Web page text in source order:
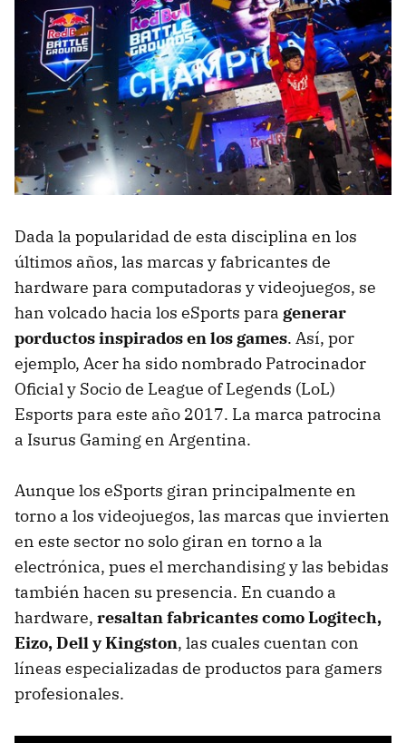
Dada la popularidad de esta disciplina en los
últimos años, las marcas y fabricantes de
hardware para computadoras y videojuegos, se
han volcado hacia los eSports para generar
porductos inspirados en los games. Así, por
ejemplo, Acer ha sido nombrado Patrocinador
Oficial y Socio de League of Legends (LoL)
Esports para este año 2017. La marca patrocina
a Isurus Gaming en Argentina.
Aunque los eSports giran principalmente en
torno a los videojuegos, las marcas que invierten
en este sector no solo giran en torno a la
electrónica, pues el merchandising y las bebidas
también hacen su presencia. En cuando a
hardware, resaltan fabricantes como Logitech,
Eizo, Dell y Kingston, las cuales cuentan con
líneas especializadas de productos para gamers
profesionales.